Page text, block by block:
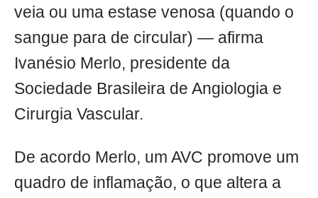
veia ou uma estase venosa (quando o
sangue para de circular) — afirma
Ivanésio Merlo, presidente da
Sociedade Brasileira de Angiologia e
Cirurgia Vascular.
De acordo Merlo, um AVC promove um
quadro de inflamação, o que altera a